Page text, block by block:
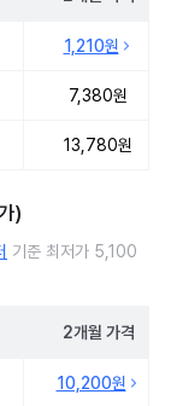
1,210원
7,380원
13,780원
)
기준 최저가 5,100
2개월 가격
10,200원